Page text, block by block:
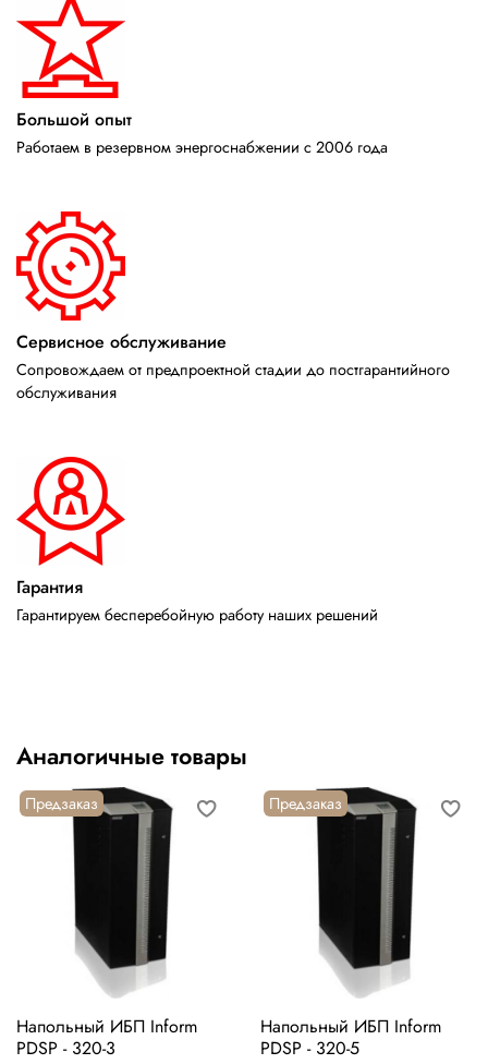
Большой опыт
Работаем в резервном энергоснабжении с 2006 года
Сервисное обслуживание
Сопровождаем от предпроектной стадии до постгарантийного
обслуживания
Гарантия
Гарантируем бесперебойную работу наших решений
Аналогичные товары
Предзаказ
Напольный ИБП Inform
PDSP - 320-3
Предзаказ
Напольный ИБП Inform
PDSP - 320-5